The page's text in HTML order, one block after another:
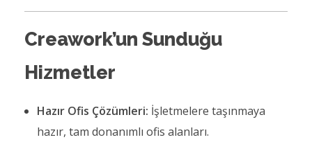
Creawork’un Sunduğu
Hizmetler
Hazır Ofis Çözümleri: İşletmelere taşınmaya
hazır, tam donanımlı ofis alanları.